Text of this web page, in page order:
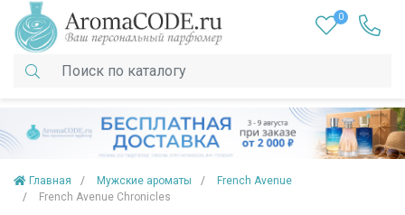
0
Главная Мужские ароматы
French Avenue
French Avenue Chronicles